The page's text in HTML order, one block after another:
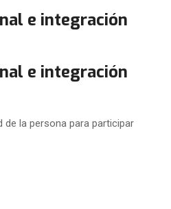
e integración
e integración
de la persona para participar